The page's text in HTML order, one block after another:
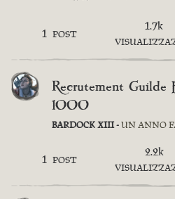
1 POST
1.7k
Recrutement Guilde
1000
BARDOCK XIII -UN ANNO
1 POST
2.2k